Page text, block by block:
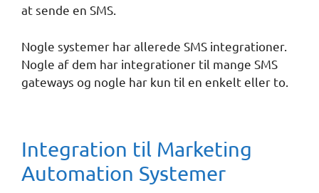
at sende en SMS.
Nogle systemer har allerede SMS integrationer.
Nogle af dem har integrationer til mange SMS
gateways og nogle har kun til en enkelt eller to.
Integration til Marketing
Automation Systemer